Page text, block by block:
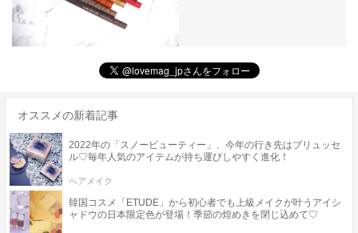
オススメの新着記事
2022年の「スノービューティー」、今年の行き先はブリュッセ
ル♡毎年人気のアイテムが持ち運びしやすく進化！
ヘアメイク
韓国コスメ「ETUDE」から初心者でも上級メイクが叶うアイシ
ャドウの日本限定色が登場！季節の煌めきを閉じ込めて♡